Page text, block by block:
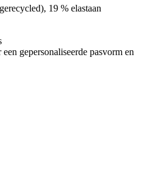
19 % elastaan
gepersonaliseerde pasvorm en